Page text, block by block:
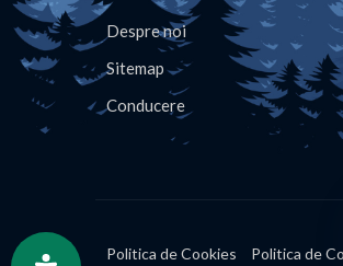
Despre noi
Sitemap
Conducere
Politica de Cookies Politica de